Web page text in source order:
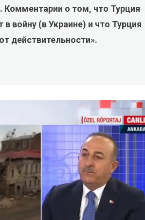
Комментарии о том, что Турция
войну (в Украине) и что Турция
действительности».